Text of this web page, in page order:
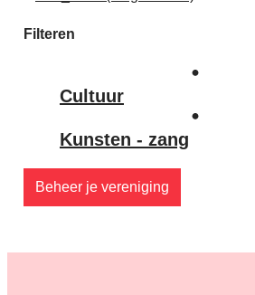
Filteren
Cultuur
Kunsten - zang
Beheer je vereniging